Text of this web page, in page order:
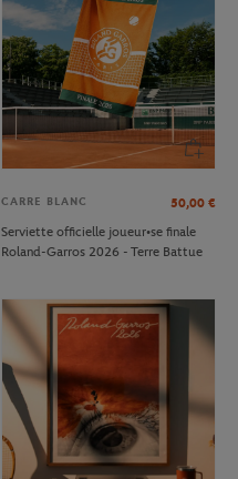
CARRE BLANC 50,00 €
Serviette officielle joueur•se finale
Roland-Garros 2026 - Terre Battue